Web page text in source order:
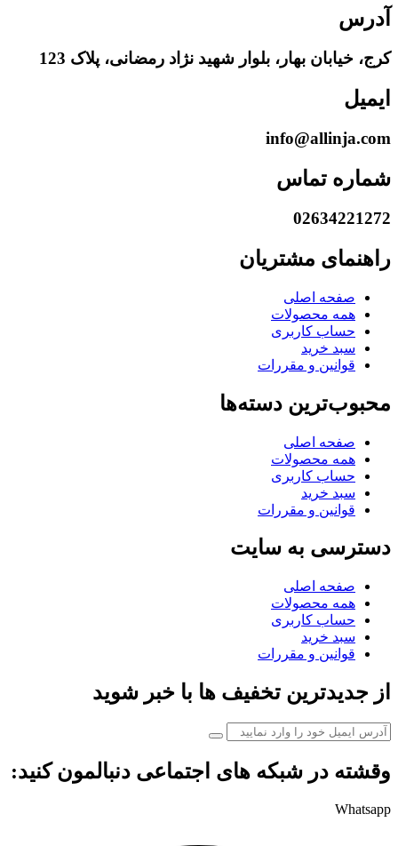
آدرس
کرج، خیابان بهار، بلوار شهید نژاد رمضانی، پلاک 123
ایمیل
info@allinja.com
شماره تماس
02634221272
راهنمای مشتریان
صفحه اصلی
همه محصولات
حساب کاربری
سبد خرید
قوانین و مقررات
محبوب‌ترین دسته‌ها
صفحه اصلی
همه محصولات
حساب کاربری
سبد خرید
قوانین و مقررات
دسترسی به سایت
صفحه اصلی
همه محصولات
حساب کاربری
سبد خرید
قوانین و مقررات
از جدیدترین تخفیف ها با خبر شوید
وقشته در شبکه های اجتماعی دنبالمون کنید:
Whatsapp